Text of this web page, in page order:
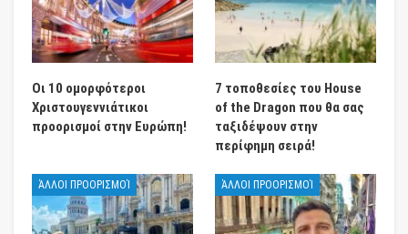
Οι 10 ομορφότεροι
Χριστουγεννιάτικοι
προορισμοί στην Ευρώπη!
7 τοποθεσίες του House
of the Dragon που θα σας
ταξιδέψουν στην
περίφημη σειρά!
ΆΛΛΟΙ ΠΡΟΟΡΙΣΜΟΊ ΆΛΛΟΙ ΠΡΟΟΡΙΣΜΟΊ